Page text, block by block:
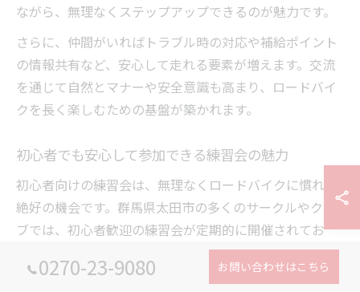
ながら、無理なくステップアップできるのが魅力です。
さらに、仲間がいればトラブル時の対応や補給ポイント
の情報共有など、安心して走れる要素が増えます。交流
を通じて自然とマナーや安全意識も高まり、ロードバイ
クを長く楽しむための基盤が築かれます。
初心者でも安心して参加できる練習会の魅力
初心者向けの練習会は、無理なくロードバイクに慣れる
絶好の機会です。群馬県太田市の多くのサークルやクラ
ブでは、初心者歓迎の練習会が定期的に開催されてお
り、参加者の体力や経験に合わせて走行ペースやコース
が設定されています。初めての方でも、焦らず自分のペ
0270-23-9080 お問い合わせはこちら